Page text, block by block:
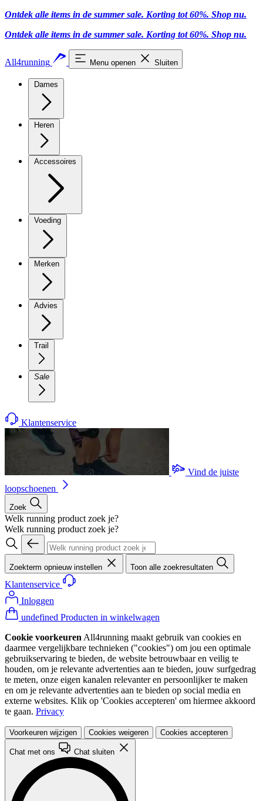
Ontdek alle items in de summer sale. Korting tot 60%. Shop nu.
Ontdek alle items in de summer sale. Korting tot 60%. Shop nu.
All4running Menu openen Sluiten
Dames
Heren
Accessoires
Voeding
Merken
Advies
Trail
Sale
Klantenservice
Vind de juiste
loopschoenen
Zoek
Welk running product zoek je?
Welk running product zoek je?
Zoekterm opnieuw instellen Toon alle zoekresultaten
Klantenservice
Inloggen
undefined Producten in winkelwagen
Cookie voorkeuren All4running maakt gebruik van cookies en
daarmee vergelijkbare technieken ("cookies") om jou een optimale
gebruikservaring te bieden, de website betrouwbaar en veilig te
houden, om je relevante advertenties aan te bieden, jouw surfgedrag
te meten, onze eigen kanalen relevanter en persoonlijker te maken
en om je relevante advertenties aan te bieden op social media en
externe websites. Klik op 'Cookies accepteren' om hiermee akkoord
te gaan. Privacy
Voorkeuren wijzigen Cookies weigeren Cookies accepteren
Chat met ons Chat sluiten